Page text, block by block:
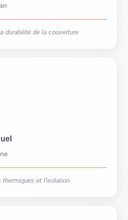
durabilité de la couverture
et l'isolation